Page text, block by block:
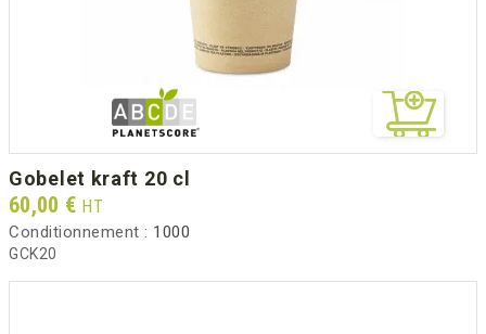
gobelet kraft 20 cl
Prix
60,00 € HT
Conditionnement : 1000
GCK20